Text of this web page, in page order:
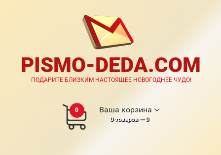
PISMO-DEDA.COM
ПОДАРИТЕ БЛИЗКИМ НАСТОЯЩЕЕ НОВОГОДНЕЕ ЧУДО!
0 Ваша корзина
0товаров —0